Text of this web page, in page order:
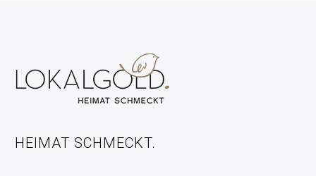
HEIMAT SCHMECKT.